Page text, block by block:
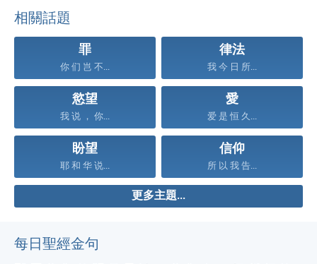
相關話題
罪
你 们 岂 不...
律法
我 今 日 所...
慾望
我 说 ， 你...
愛
爱 是 恒 久...
盼望
耶 和 华 说...
信仰
所 以 我 告...
更多主題...
每日聖經金句